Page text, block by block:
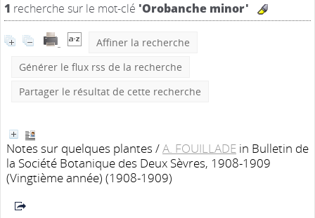
1 recherche sur le mot-clé 'Orobanche minor'
Affiner la recherche
Générer le flux rss de la recherche
Partager le résultat de cette recherche
Notes sur quelques plantes /A. FOUILLADE in Bulletin de
la Société Botanique des Deux Sèvres, 1908-1909
(Vingtième année) (1908-1909)